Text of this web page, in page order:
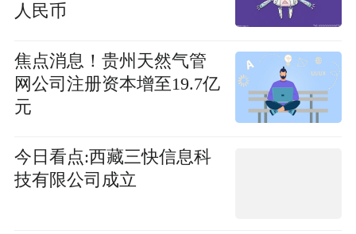
人民币
焦点消息！贵州天然气管
网公司注册资本增至19.7亿
元
今日看点:西藏三快信息科
技有限公司成立